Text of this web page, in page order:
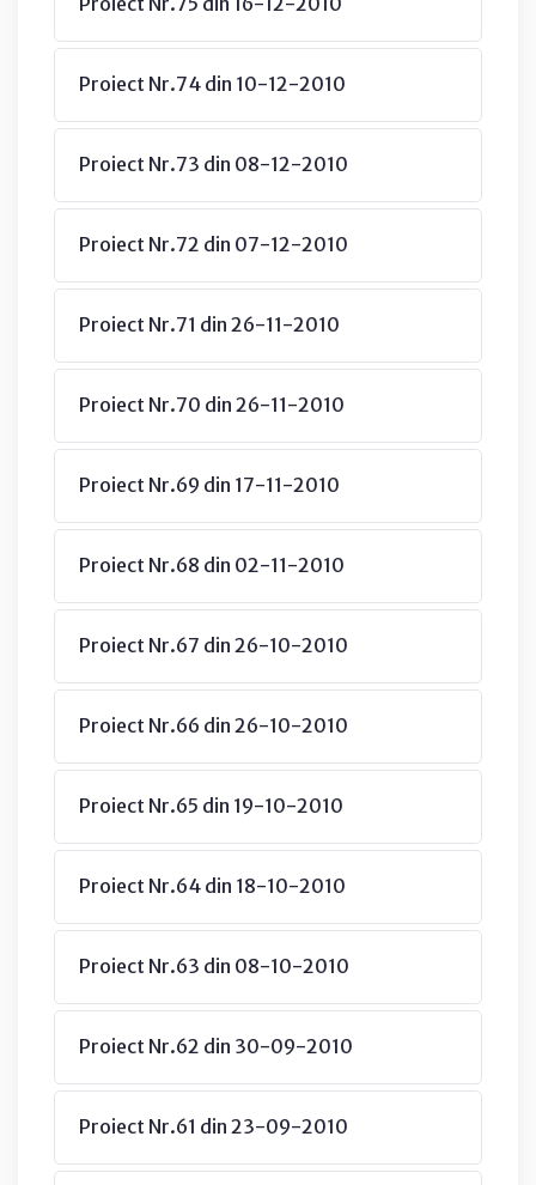
Proiect Nr.74 din 10-12-2010
Proiect Nr.73 din 08-12-2010
Proiect Nr.72 din 07-12-2010
Proiect Nr.71 din 26-11-2010
Proiect Nr.70 din 26-11-2010
Proiect Nr.69 din 17-11-2010
Proiect Nr.68 din 02-11-2010
Proiect Nr.67 din 26-10-2010
Proiect Nr.66 din 26-10-2010
Proiect Nr.65 din 19-10-2010
Proiect Nr.64 din 18-10-2010
Proiect Nr.63 din 08-10-2010
Proiect Nr.62 din 30-09-2010
Proiect Nr.61 din 23-09-2010